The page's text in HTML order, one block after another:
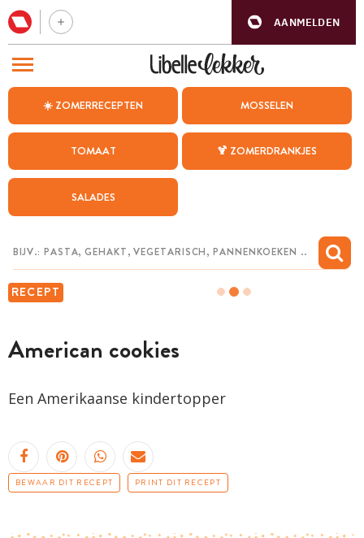
AANMELDEN
☀️ ZOMERRECEPTEN MOSSELEN
TOMAAT 🍹 ZOMERDRANKJES
SALADES
RECEPT
American cookies
Een Amerikaanse kindertopper
BEWAAR DIT RECEPT PRINT DIT RECEPT
BEZOEK ONZE ANDERE WEBSITES
WEEKMENU
CHAT MET MAIA
MIJN BEWAARDE RECEPTEN